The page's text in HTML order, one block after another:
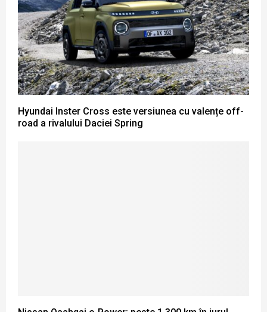
Hyundai Inster Cross este versiunea cu valențe off-
road a rivalului Daciei Spring